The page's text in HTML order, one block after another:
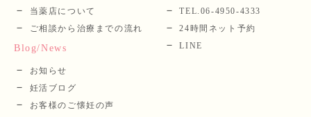
当薬店について
ご相談から治療までの流れ
Blog/News
お知らせ
妊活ブログ
お客様のご懐妊の声
TEL.06-4950-4333
24時間ネット予約
LINE